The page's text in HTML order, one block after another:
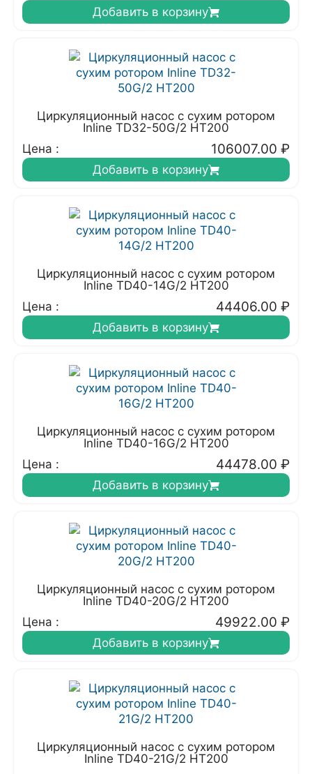
Добавить в корзину
Циркуляционный насос с сухим ротором
Inline TD32-50G/2 HT200
Цена :
106007.00 ₽
Добавить в корзину
Циркуляционный насос с сухим ротором
Inline TD40-14G/2 HT200
Цена :
44406.00 ₽
Добавить в корзину
Циркуляционный насос с сухим ротором
Inline TD40-16G/2 HT200
Цена :
44478.00 ₽
Добавить в корзину
Циркуляционный насос с сухим ротором
Inline TD40-20G/2 HT200
Цена :
49922.00 ₽
Добавить в корзину
Циркуляционный насос с сухим ротором
Inline TD40-21G/2 HT200